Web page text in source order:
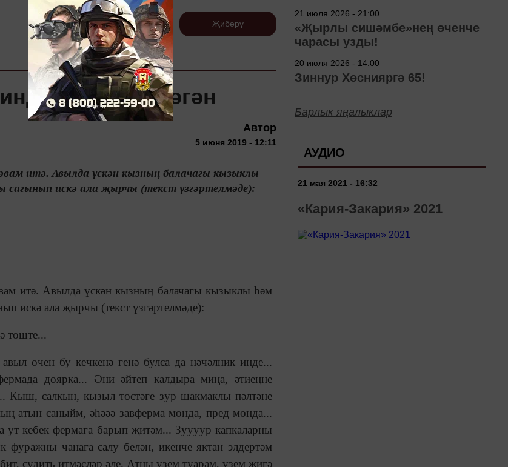
Теркәлү Җибәрү
этлек эшләгән
Автор
5 июня 2019 - 12:11
итә. Авылда үскән кызның балачагы кызыклы
сагынып искә ала җырчы (текст үзгәртелмәде):
итә. Авылда үскән кызның балачагы кызыклы һәм
искә ала җырчы (текст үзгәртелмәде):
төште...
өчен бу кечкенә генә булса да нәчәлник инде...
доярка... Әни әйтеп калдыра миңа, әтиеңне
Кыш, салкын, кызыл төстәге зур шакмаклы пәлтәне
атын саныйм, әһәәә завферма монда, пред монда...
ут кебек фермага барып җитәм... Зуууур капкаларны
чанага салу белән, икенче яктан элдертәм
судить итмәсләр әле. Атны үзем туарам, үзем җигә
21 июля 2026 - 21:00
«Җырлы сишәмбе»нең өченче
чарасы узды!
20 июля 2026 - 14:00
Зиннур Хөснияргә 65!
Барлык яңалыклар
АУДИО
21 мая 2021 - 16:32
«Кария-Закария» 2021